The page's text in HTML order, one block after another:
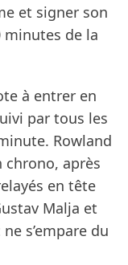
et signer son
minutes de la
à entrer en
par tous les
Rowland
chrono, après
en tête
Malja et
s’empare du